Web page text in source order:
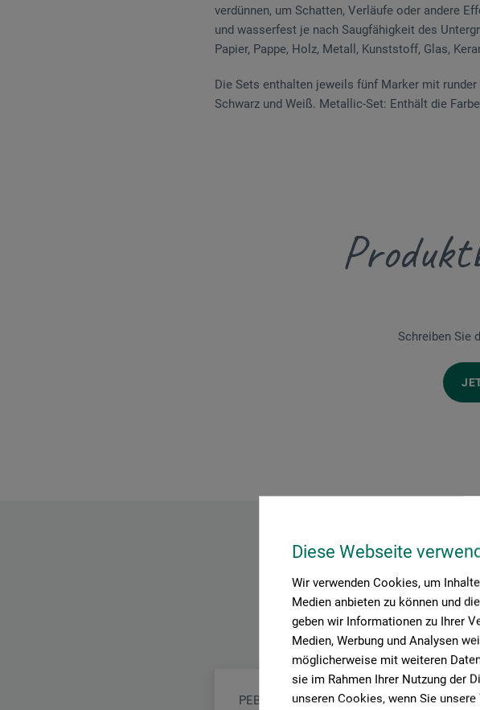
Diese Webseite
Wir verwenden Cookies, um
Medien anbieten zu können und
geben wir Informationen zu Ihrer
Medien, Werbung und Analysen
möglicherweise mit weiteren
sie im Rahmen Ihrer Nutzung der
unseren Cookies, wenn Sie
verdünnen, um Schatten, Verläufe oder andere
und wasserfest je nach Saugfähigkeit des
Papier, Pappe, Holz, Metall, Kunststoff, Glas,
Die Sets enthalten jeweils fünf Marker mit runder
Schwarz und Weiß. Metallic-Set: Enthält die
Schreiben Sie
Hier finden Sie die
PEBEO S.A.S.